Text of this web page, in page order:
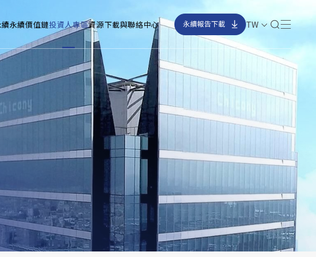
永續價值鏈投資人專區資源下載與聯絡中心 永續報告下載 TW
241561 台灣新北市三重區光復路二段69
號
CSR@chicony.com
+886-2-66266788
+886-2-29959539
訂閱電子報
利害關係人問卷